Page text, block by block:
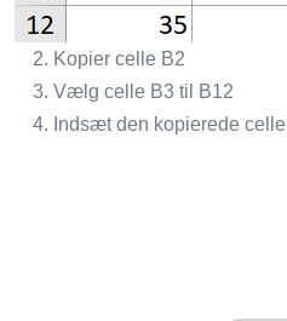
Kopier celle B2
Vælg celle B3 til B12
Indsæt den kopierede celle